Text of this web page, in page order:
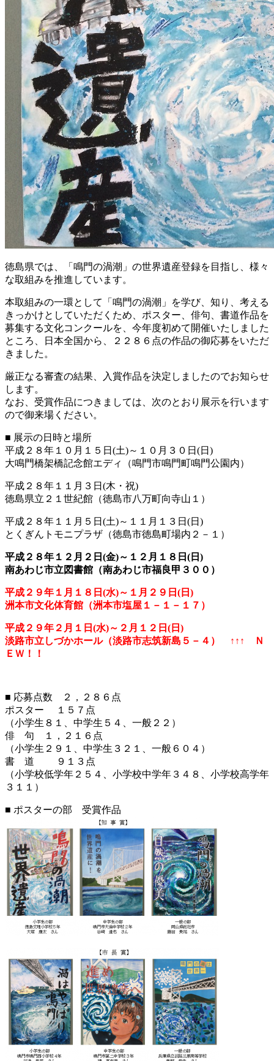
徳島県では、「鳴門の渦潮」の世界遺産登録を目指し、様々
な取組みを推進しています。
本取組みの一環として「鳴門の渦潮」を学び、知り、考える
きっかけとしていただくため、ポスター、俳句、書道作品を
募集する文化コンクールを、今年度初めて開催いたしました
ところ、日本全国から、２２８６点の作品の御応募をいただ
きました。
厳正なる審査の結果、入賞作品を決定しましたのでお知らせ
します。
なお、受賞作品につきましては、次のとおり展示を行います
ので御来場ください。
■ 展示の日時と場所
平成２８年１０月１５日(土)～１０月３０日(日)
大鳴門橋架橋記念館エディ（鳴門市鳴門町鳴門公園内）
平成２８年１１月３日(木・祝)
徳島県立２１世紀館（徳島市八万町向寺山１）
平成２８年１１月５日(土)～１１月１３日(日)
とくぎんトモニプラザ（徳島市徳島町場内２－１）
平成２８年１２月２日(金)～１２月１８日(日)
南あわじ市立図書館（南あわじ市福良甲３００）
平成２９年１月１８日(水)～１月２９日(日)
洲本市文化体育館（洲本市塩屋１－１－１７）
平成２９年２月１日(水)～２月１２日(日)
淡路市立しづかホール（淡路市志筑新島５－４） ↑↑↑ Ｎ
ＥＷ！！
■ 応募点数 ２，２８６点
ポスター １５７点
（小学生８１、中学生５４、一般２２）
俳 句 １，２１６点
（小学生２９１、中学生３２１、一般６０４）
書 道 ９１３点
（小学校低学年２５４、小学校中学年３４８、小学校高学年
３１１）
■ ポスターの部 受賞作品